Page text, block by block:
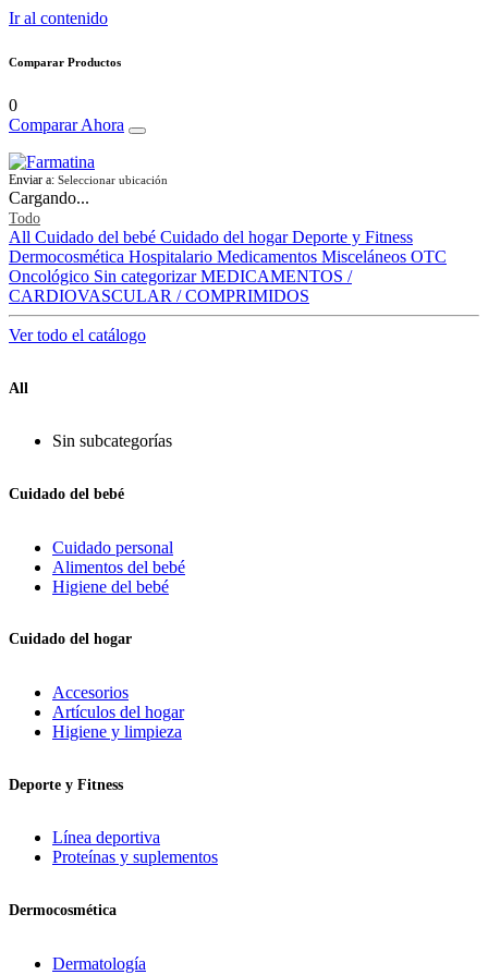
Ir al contenido
Comparar Productos
0
Comparar Ahora
Enviar a: Seleccionar ubicación
Cargando...
Todo
All Cuidado del bebé Cuidado del hogar Deporte y Fitness
Dermocosmética Hospitalario Medicamentos Misceláneos OTC
Oncológico Sin categorizar MEDICAMENTOS /
CARDIOVASCULAR / COMPRIMIDOS
Ver todo el catálogo
All
Sin subcategorías
Cuidado del bebé
Cuidado personal
Alimentos del bebé
Higiene del bebé
Cuidado del hogar
Accesorios
Artículos del hogar
Higiene y limpieza
Deporte y Fitness
Línea deportiva
Proteínas y suplementos
Dermocosmética
Dermatología